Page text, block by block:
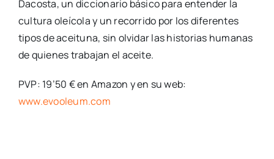
Dacosta, un diccionario básico para entender la
cultura oleícola y un recorrido por los diferentes
tipos de aceituna, sin olvidar las historias humanas
de quienes trabajan el aceite.
PVP: 19’50 € en Amazon y en su web:
www.evooleum.com